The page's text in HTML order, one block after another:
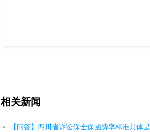
相关新闻
【问答】四川省诉讼保全保函费率标准具体